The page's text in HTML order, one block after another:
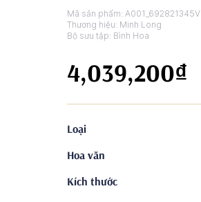
Mã sản phẩm:A001_692821345V
Thương hiệu: Minh Long
Bộ sưu tập: Bình Hoa
4,039,200₫
Loại
Hoa văn
Kích thước